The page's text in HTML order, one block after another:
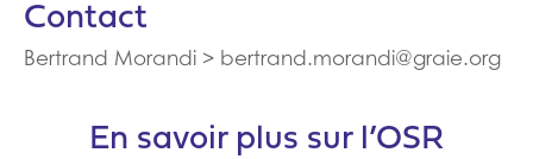
Contact
Bertrand Morandi > bertrand.morandi@graie.org
En savoir plus sur l’OSR